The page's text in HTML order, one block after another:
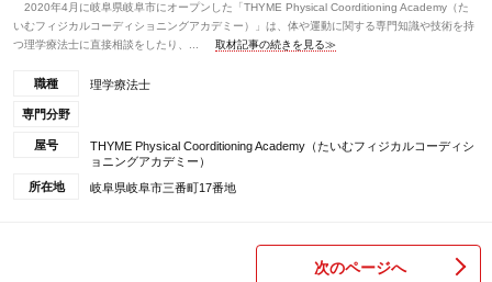
2020年4月に岐阜県岐阜市にオープンした「THYME Physical Coorditioning Academy（た
いむフィジカルコーディショニングアカデミー）」は、体や運動に関する専門知識や技術を持
つ理学療法士に直接相談をしたり、...
取材記事の続きを見る≫
職種 理学療法士
専門分野
屋号
THYME Physical Coorditioning Academy（たいむフィジカルコーディシ
ョニングアカデミー）
所在地
岐阜県岐阜市三番町17番地
次のページへ